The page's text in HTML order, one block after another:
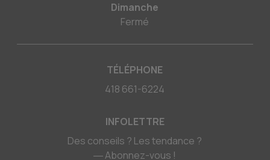
Dimanche
Fermé
TÉLÉPHONE
418 661-6224
INFOLETTRE
Des conseils ? Les tendance ?
― Abonnez-vous !